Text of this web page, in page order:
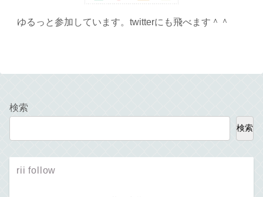
ゆるっと参加しています。twitterにも飛べます＾＾
検索
検索
rii follow